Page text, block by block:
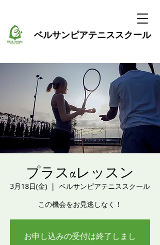
ベルサンピアテニススクール
プラスαレッスン
3月18日(金)
  |
ベルサンピアテニススクール
この機会をお見逃しなく！
お申し込みの受付は終了しまし